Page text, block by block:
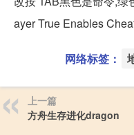
ayer True Enables
网络标签：
上一篇
方舟生存进化dragon